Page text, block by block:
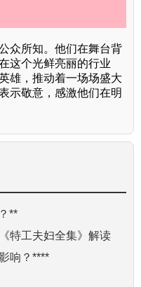
众所知。他们在舞台背
这个光鲜亮丽的行业
雄，推动着一场场盛大
示敬意，感激他们在明
**
特工夫妇全集》解读
响？****